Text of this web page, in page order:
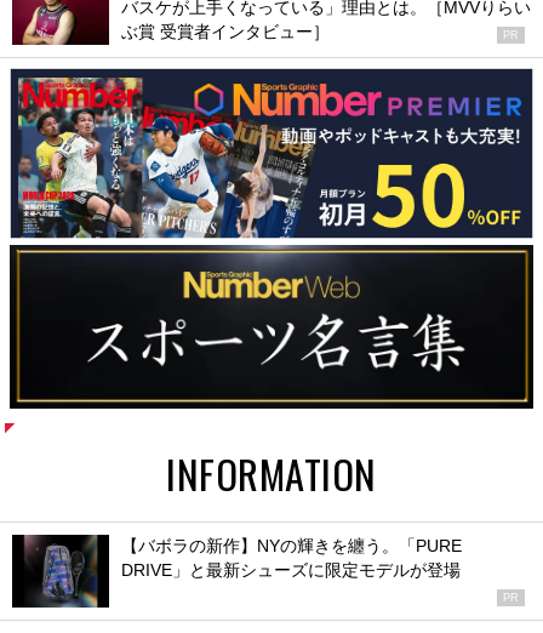
バスケが上手くなっている」理由とは。［MVVりらい
ぶ賞 受賞者インタビュー］
PR
INFORMATION
【バボラの新作】NYの輝きを纏う。「PURE
DRIVE」と最新シューズに限定モデルが登場
PR